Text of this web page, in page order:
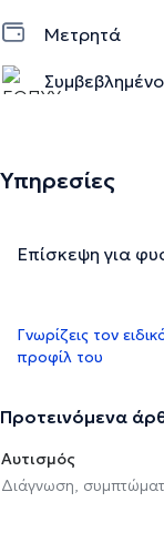
Μετρητά
Υπηρεσίες
Επίσκεψη για
Γνωρίζεις τον
προφίλ του
Προτεινόμενα
Αυτισμός
Διάγνωση,